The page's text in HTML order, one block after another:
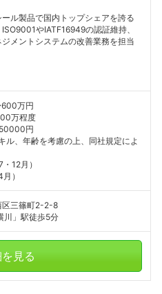
ル製品で国内トップシェアを誇る
やIATF16949の認証維持、
メントシステムの改善業務を担当
万円
万程度
円
ル、年齢を考慮の上、同社規定によ
12月）
）
区三篠町2-2-8
川」駅徒歩5分
見る